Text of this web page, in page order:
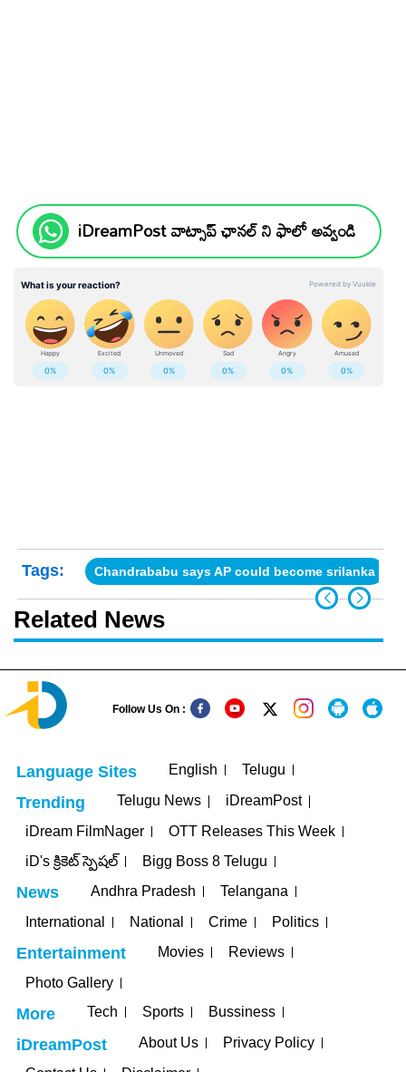
iDreamPost వాట్సాప్ ఛానల్ ని ఫాలో అవ్వండి
Tags: Chandrababu says AP could become srilanka
Related News
Follow Us On :
Language Sites English Telugu
Trending Telugu News
iDreamPost
iDream FilmNager
OTT Releases This Week
iD's క్రికెట్ స్పెషల్
Bigg Boss 8 Telugu
News Andhra Pradesh
Telangana
International
National Crime Politics
Entertainment Movies
Reviews
Photo Gallery
More Tech Sports Bussiness
iDreamPost About Us
Privacy Policy